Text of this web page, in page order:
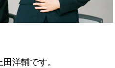
洋輔です。